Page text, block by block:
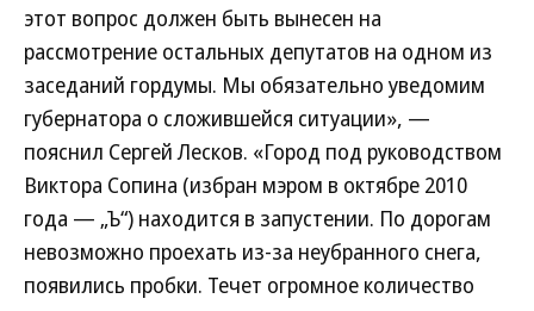
этот вопрос должен быть вынесен на
рассмотрение остальных депутатов на одном из
заседаний гордумы. Мы обязательно уведомим
губернатора о сложившейся ситуации», —
пояснил Сергей Лесков. «Город под руководством
Виктора Сопина (избран мэром в октябре 2010
года — „Ъ“) находится в запустении. По дорогам
невозможно проехать из-за неубранного снега,
появились пробки. Течет огромное количество